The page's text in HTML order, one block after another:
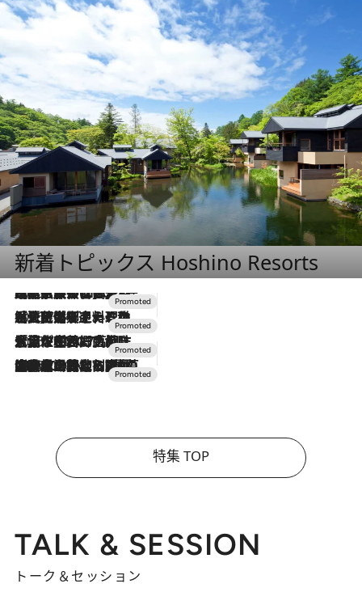
新着トピックス Hoshino Resorts
2026.7.31
【ホテル帰省】という選択肢をOMOが提案。家族とほどよい距離を保つには「昼は実家、夜は気兼ねなくホテルで！」
2026.7.24
【夏限定ディナーコース】旬を迎える稚鮎や花ズッキーニなどをイタリア・トスカーナの郷土料理の手法で満喫！
2026.7.17
「土佐和ハーブかき氷」がOMO7高知に登場！生姜、山椒、大葉など目にも舌にも涼を呼ぶ郷土の味
2026.7.10
NEW OPEN！【界 草津】名湯の地に誕生。趣の異なる2種の温泉と上州ならではの会席・蕎麦割烹など美食を味わう究極の癒やし旅
特集 TOP
TALK & SESSION
トーク＆セッション